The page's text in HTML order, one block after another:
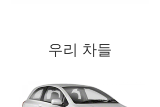
우리 차들